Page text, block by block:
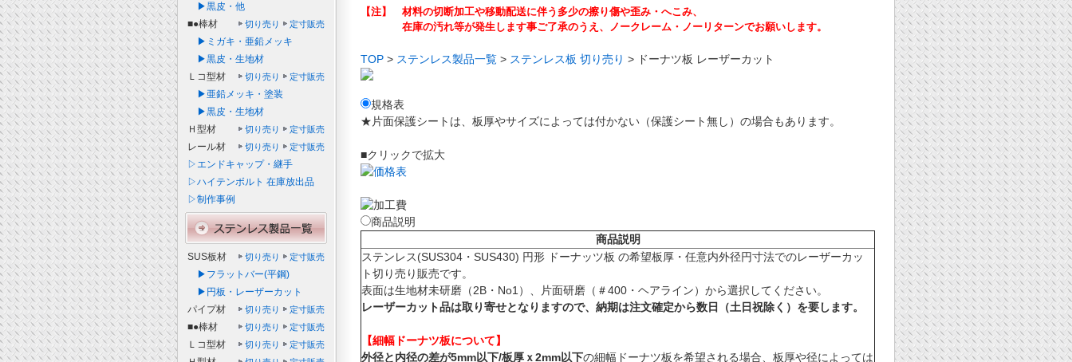
【注】 材料の切断加工や移動配送に伴う多少の擦り傷や歪み・へこみ、
在庫の汚れ等が発生します事ご了承のうえ、ノークレーム・ノーリターンでお願いします。
TOP > ステンレス製品一覧 > ステンレス板 切り売り > ドーナツ板 レーザーカット
規格表
★片面保護シートは、板厚やサイズによっては付かない（保護シート無し）の場合もあります。
■クリックで拡大
商品説明
商品説明
ステンレス(SUS304・SUS430) 円形 ドーナッツ板 の希望板厚・任意内外径円寸法でのレーザーカッ
ト切り売り販売です。
表面は生地材未研磨（2B・No1）、片面研磨（＃400・ヘアライン）から選択してください。
レーザーカット品は取り寄せとなりますので、納期は注文確定から数日（土日祝除く）を要します。
【細幅ドーナツ板について】
外径と内径の差が5mm以下/板厚ｘ2mm以下の細幅ドーナツ板を希望される場合、板厚や径によっては
▶黒皮・他
■●棒材
切り売り 定寸販売
▶ミガキ・亜鉛メッキ
▶黒皮・生地材
Ｌコ型材
切り売り 定寸販売
▶亜鉛メッキ・塗装
▶黒皮・生地材
Ｈ型材
切り売り 定寸販売
レール材 切り売り 定寸販売
▷エンドキャップ・継手
▷ハイテンボルト 在庫放出品
▷制作事例
SUS板材 切り売り 定寸販売
▶フラットバー(平鋼)
▶円板・レーザーカット
パイプ材
切り売り 定寸販売
■●棒材 切り売り 定寸販売
Ｌコ型材 切り売り 定寸販売